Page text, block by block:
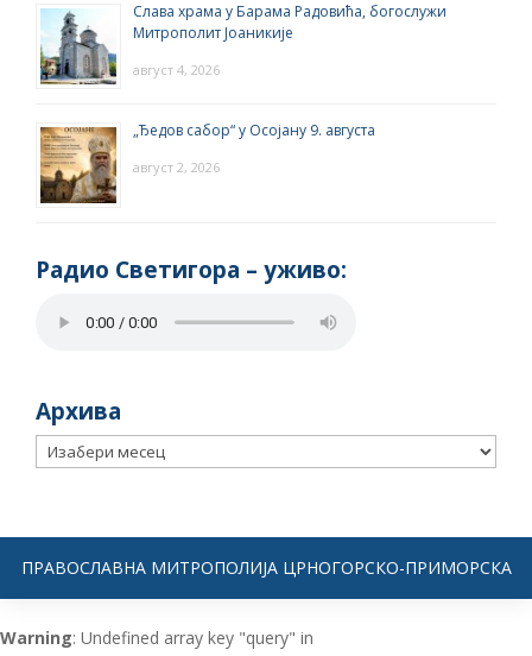
Слава храма у Барама Радовића, богослужи
Митрополит Јоаникије
август 4, 2026
„Ђедов сабор“ у Осојану 9. августа
август 2, 2026
Радио Светигора – yживо:
Архива
Архива
ПРАВОСЛАВНА МИТРОПОЛИЈА ЦРНОГОРСКО-ПРИМОРСКА
Warning: Undefined array key "query" in